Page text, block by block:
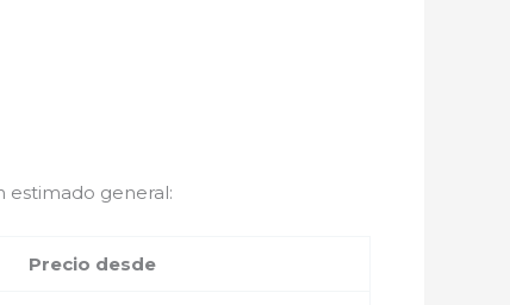
estimado general:
Precio desde